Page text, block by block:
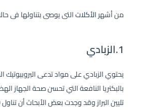
من أشهرالأكلاتالتى يوصى بتناولها فى
1.الزبادي
يحتوي الزبادي على مواد تدعى البروبيوتيك
بالبكتريا النافعة التي تحسن صحة الجهاز